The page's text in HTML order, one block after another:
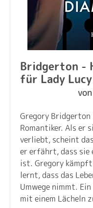
Bridgerton -
für Lady Lucy
Gregory
Romantiker. Als er
verliebt, scheint
er erfährt, dass sie
ist. Gregory kämpft
lernt, dass das
Umwege nimmt.
mit einem Lächeln